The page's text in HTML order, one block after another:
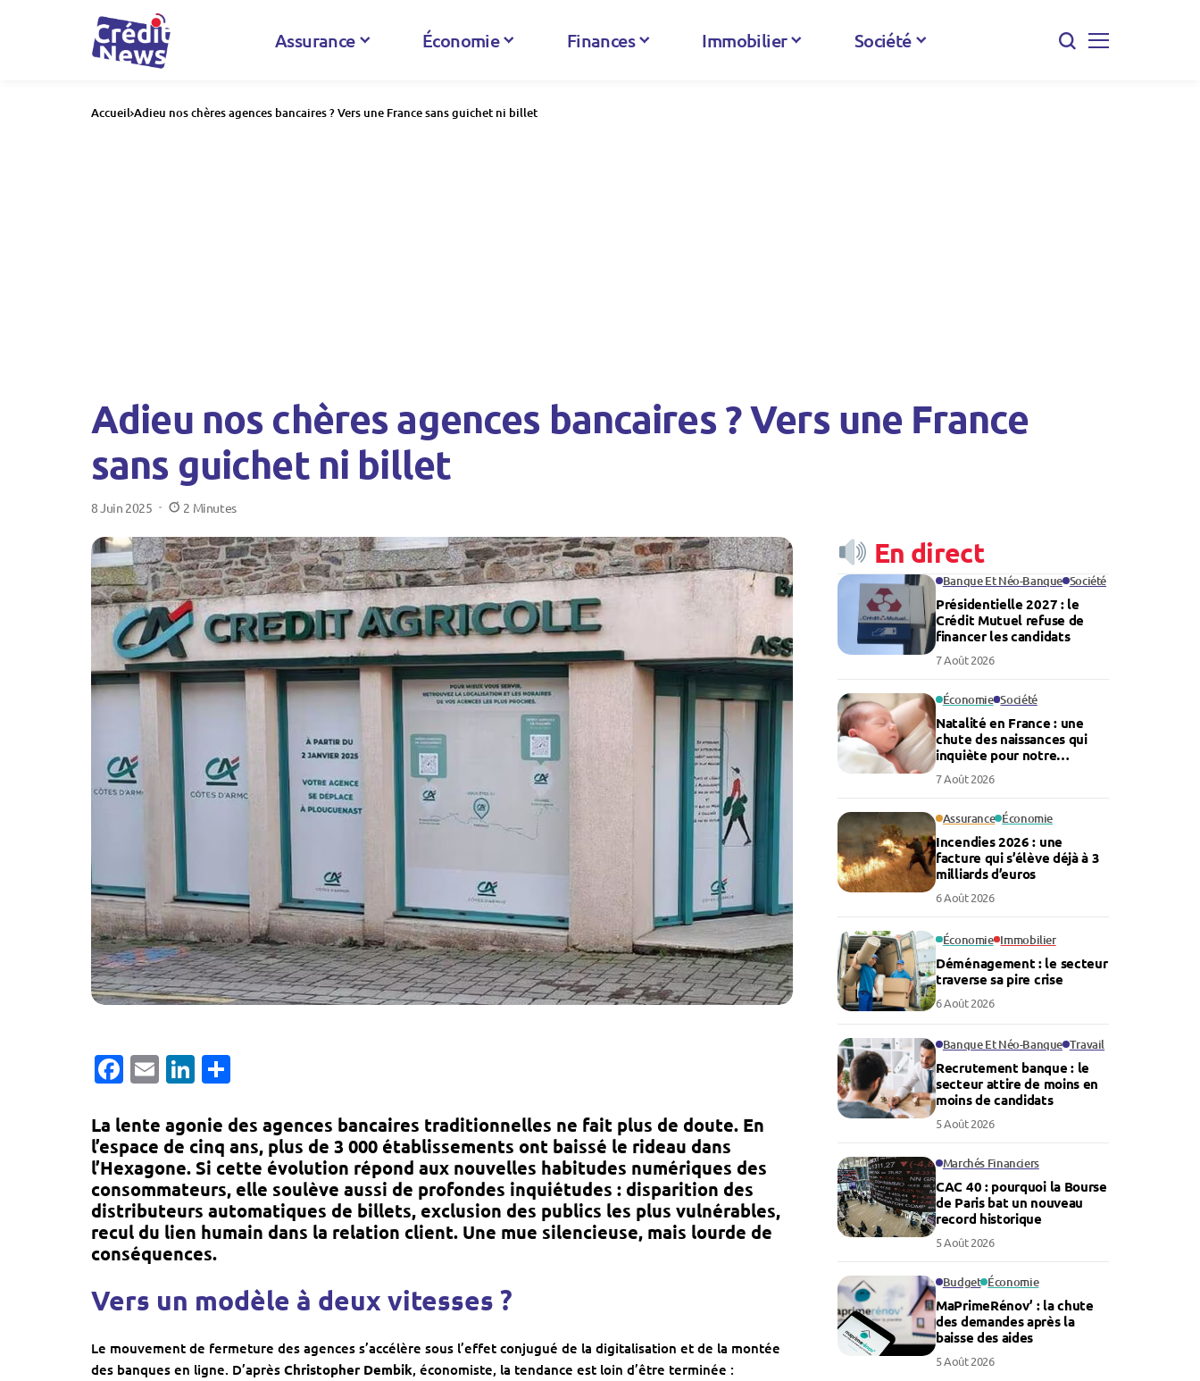
Assurance Économie Finances Immobilier Société
Accueil Adieu nos chères agences bancaires ? Vers une France sans guichet ni billet
Adieu nos chères agences bancaires ? Vers une France
sans guichet ni billet
8 Juin 2025 2 Minutes
Facebook
EmailLinkedIn
La lente agonie des agences bancaires traditionnelles ne fait plus de doute. En
l’espace de cinq ans, plus de 3 000 établissements ont baissé le rideau dans
l’Hexagone. Si cette évolution répond aux nouvelles habitudes numériques des
consommateurs, elle soulève aussi de profondes inquiétudes : disparition des
distributeurs automatiques de billets, exclusion des publics les plus vulnérables,
recul du lien humain dans la relation client. Une mue silencieuse, mais lourde de
conséquences.
Vers un modèle à deux vitesses ?
Le mouvement de fermeture des agences s’accélère sous l’effet conjugué de la digitalisation et de la montée
des banques en ligne. D’après Christopher Dembik, économiste, la tendance est loin d’être terminée :
En direct
Banque Et Néo-Banque Société
Présidentielle 2027 : le
Crédit Mutuel refuse de
financer les candidats
7 Août 2026
Économie Société
Natalité en France : une
chute des naissances qui
inquiète pour notre
économie
7 Août 2026
Assurance Économie
Incendies 2026 : une
facture qui s’élève déjà à 3
milliards d’euros
6 Août 2026
Économie Immobilier
Déménagement : le secteur
traverse sa pire crise
6 Août 2026
Banque Et Néo-Banque Travail
Recrutement banque : le
secteur attire de moins en
moins de candidats
5 Août 2026
Marchés Financiers
CAC 40 : pourquoi la Bourse
de Paris bat un nouveau
record historique
5 Août 2026
Budget Économie
MaPrimeRénov’ : la chute
des demandes après la
baisse des aides
5 Août 2026